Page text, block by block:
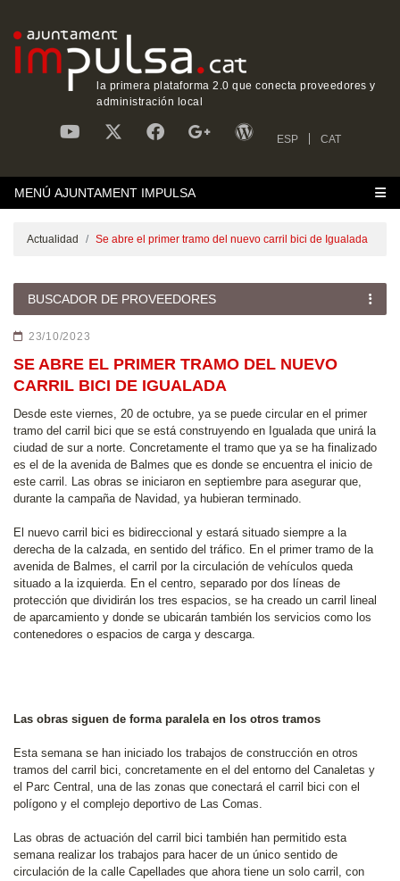
la primera plataforma 2.0 que conecta proveedores y
administración local
ESP CAT
MENÚ AJUNTAMENT IMPULSA
Actualidad Se abre el primer tramo del nuevo carril bici de Igualada
BUSCADOR DE PROVEEDORES
23/10/2023
SE ABRE EL PRIMER TRAMO DEL NUEVO
CARRIL BICI DE IGUALADA
Desde este viernes, 20 de octubre, ya se puede circular en el primer
tramo del carril bici que se está construyendo en Igualada que unirá la
ciudad de sur a norte. Concretamente el tramo que ya se ha finalizado
es el de la avenida de Balmes que es donde se encuentra el inicio de
este carril. Las obras se iniciaron en septiembre para asegurar que,
durante la campaña de Navidad, ya hubieran terminado.
El nuevo carril bici es bidireccional y estará situado siempre a la
derecha de la calzada, en sentido del tráfico. En el primer tramo de la
avenida de Balmes, el carril por la circulación de vehículos queda
situado a la izquierda. En el centro, separado por dos líneas de
protección que dividirán los tres espacios, se ha creado un carril lineal
de aparcamiento y donde se ubicarán también los servicios como los
contenedores o espacios de carga y descarga.
Las obras siguen de forma paralela en los otros tramos
Esta semana se han iniciado los trabajos de construcción en otros
tramos del carril bici, concretamente en el del entorno del Canaletas y
el Parc Central, una de las zonas que conectará el carril bici con el
polígono y el complejo deportivo de Las Comas.
Las obras de actuación del carril bici también han permitido esta
semana realizar los trabajos para hacer de un único sentido de
circulación de la calle Capellades que ahora tiene un solo carril, con